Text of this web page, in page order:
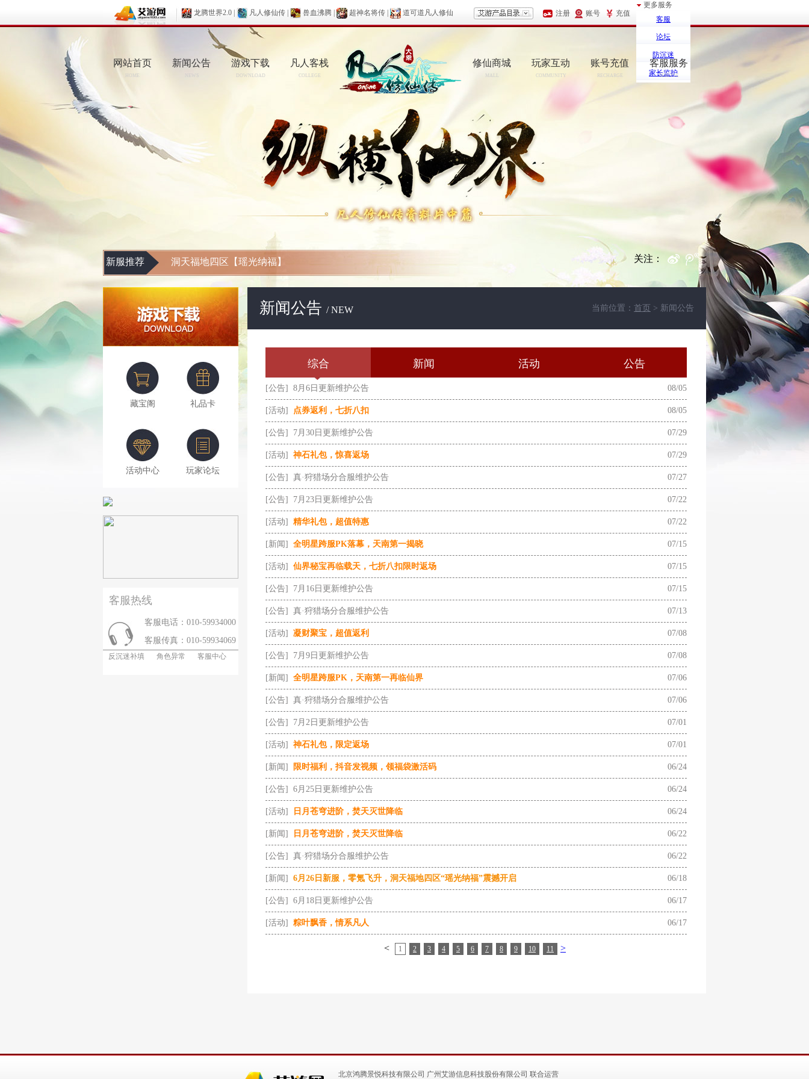
龙腾世界2.0 凡人修仙传 兽血沸腾 超神名将传 道可道凡人修仙 注册 账号 充值
更多服务
客服
论坛
防沉迷
家长监护
网站首页
HOME
新闻公告
NEWS
游戏下载
DOWNLOAD
凡人客栈
COLLEGE
修仙商城
MALL
玩家互动
COMMUNITY
账号充值
RECHARGE
客服服务
SERCIVE
新服推荐 洞天福地四区【瑶光纳福】 关注：
藏宝阁 礼品卡
活动中心 玩家论坛
客服热线
客服电话：010-59934000
客服传真：010-59934069
反沉迷补填 角色异常 客服中心
新闻公告 / NEW 当前位置： 首页 > 新闻公告
综合 新闻 活动 公告
08/05
[公告] 8月6日更新维护公告
08/05
[活动] 点券返利，七折八扣
07/29
[公告] 7月30日更新维护公告
07/29
[活动] 神石礼包，惊喜返场
07/27
[公告] 真·狩猎场分合服维护公告
07/22
[公告] 7月23日更新维护公告
07/22
[活动] 精华礼包，超值特惠
07/15
[新闻] 全明星跨服PK落幕，天南第一揭晓
07/15
[活动] 仙界秘宝再临载天，七折八扣限时返场
07/15
[公告] 7月16日更新维护公告
07/13
[公告] 真·狩猎场分合服维护公告
07/08
[活动] 凝财聚宝，超值返利
07/08
[公告] 7月9日更新维护公告
07/06
[新闻] 全明星跨服PK，天南第一再临仙界
07/06
[公告] 真·狩猎场分合服维护公告
07/01
[公告] 7月2日更新维护公告
07/01
[活动] 神石礼包，限定返场
06/24
[新闻] 限时福利，抖音发视频，领福袋激活码
06/24
[公告] 6月25日更新维护公告
06/24
[活动] 日月苍穹进阶，焚天灭世降临
06/22
[新闻] 日月苍穹进阶，焚天灭世降临
06/22
[公告] 真·狩猎场分合服维护公告
06/18
[新闻] 6月26日新服，零氪飞升，洞天福地四区“瑶光纳福”震撼开启
06/17
[公告] 6月18日更新维护公告
06/17
[活动] 粽叶飘香，情系凡人
< 1 2 3 4 5 6 7 8 9 10 11 >
北京鸿腾景悦科技有限公司 广州艾游信息科技股份有限公司 联合运营